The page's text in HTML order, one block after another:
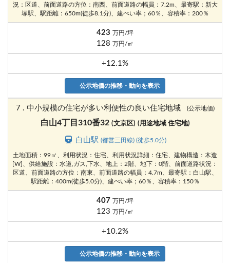
況：区道、前面道路の方位：南西、前面道路の幅員：7.2m、最寄駅：新大
塚駅、駅距離：650m(徒歩8.1分)、建ぺい率；60％、容積率：200％
423 万円/坪
128 万円/㎡
+12.1%
公示地価の推移・動向を表示
7 . 中小規模の住宅が多い利便性の良い住宅地域 (公示地価)
白山4丁目310番32 (文京区) (用途地域 住宅地)
白山駅(都営三田線) (徒歩5.0分)
土地面積：99㎡、利用状況：住宅、利用状況詳細：住宅、建物構造：木造
[W]、供給施設：水道,ガス,下水、地上：2階、地下：0階、前面道路状況：
区道、前面道路の方位：南東、前面道路の幅員：4.7m、最寄駅：白山駅、
駅距離：400m(徒歩5.0分)、建ぺい率；60％、容積率：150％
407 万円/坪
123 万円/㎡
+10.2%
公示地価の推移・動向を表示